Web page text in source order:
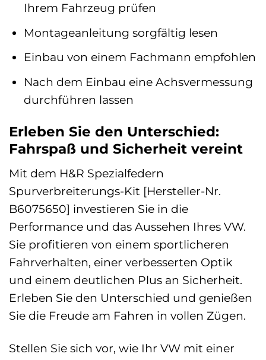
Ihrem Fahrzeug prüfen
Montageanleitung sorgfältig lesen
Einbau von einem Fachmann empfohlen
Nach dem Einbau eine Achsvermessung
durchführen lassen
Erleben Sie den Unterschied:
Fahrspaß und Sicherheit vereint
Mit dem H&R Spezialfedern
Spurverbreiterungs-Kit [Hersteller-Nr.
B6075650] investieren Sie in die
Performance und das Aussehen Ihres VW.
Sie profitieren von einem sportlicheren
Fahrverhalten, einer verbesserten Optik
und einem deutlichen Plus an Sicherheit.
Erleben Sie den Unterschied und genießen
Sie die Freude am Fahren in vollen Zügen.
Stellen Sie sich vor, wie Ihr VW mit einer